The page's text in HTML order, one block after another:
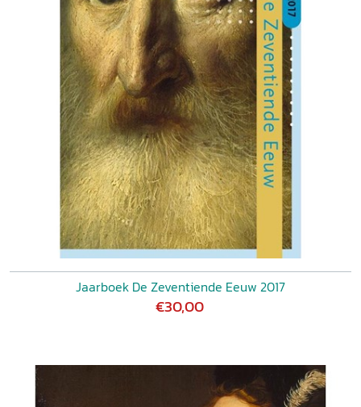
Jaarboek De Zeventiende Eeuw 2017
€30,00